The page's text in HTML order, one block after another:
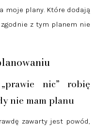
moje plany. Które dodają
z tym planem nie
nic” robię
nie mam planu
zawarty jest powód,